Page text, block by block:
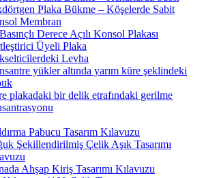
Plaka Bükme – Köşelerde Sabit
Membran
Derece Açılı Konsol Plakası
Üyeli Plaka
Levha
yükler altında yarım küre şeklindeki
plakadaki bir delik etrafındaki gerilme
Pabucu Tasarım Kılavuzu
Şekillendirilmiş Çelik Aşık Tasarımı
Ahşap Kiriş Tasarımı Kılavuzu